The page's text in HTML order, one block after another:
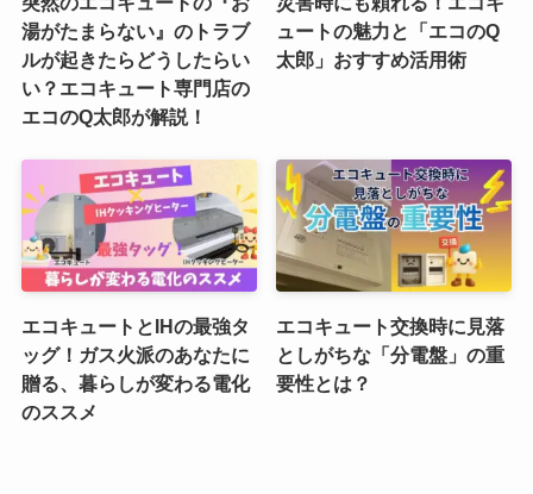
湯がたまらない』のトラブ
ルが起きたらどうしたらい
い？エコキュート専門店の
エコのQ太郎が解説！
ュートの魅力と「エコのQ
太郎」おすすめ活用術
エコキュートとIHの最強タ
ッグ！ガス火派のあなたに
贈る、暮らしが変わる電化
のススメ
エコキュート交換時に見落
としがちな「分電盤」の重
要性とは？